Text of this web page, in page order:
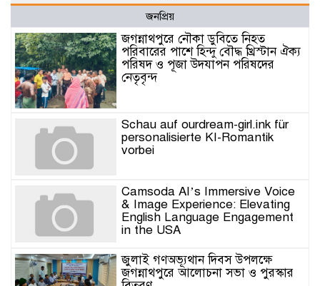
জনপ্রিয়
জগন্নাথপুরে নৌকা ডুবিতে নিহত
পরিবারের পাশে হিন্দু বৌদ্ধ খ্রিস্টান ঐক্য
পরিষদ ও পূজা উদযাপন পরিষদের
নেতৃবৃন্দ
Schau auf ourdream-girl.ink für
personalisierte KI-Romantik
vorbei
Camsoda AI’s Immersive Voice
& Image Experience: Elevating
English Language Engagement
in the USA
জুলাই গণঅভ্যূথান দিবস উপলক্ষে
জগন্নাথপুরে আলোচনা সভা ও পুরস্কার